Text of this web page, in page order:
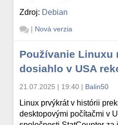
Zdroj: Debian
| Nová verzia
Používanie Linuxu
dosiahlo v USA
21.07.2025 | 19:40 | Balin50
Linux prvýkrát v histórii
desktopovými počítačmi v